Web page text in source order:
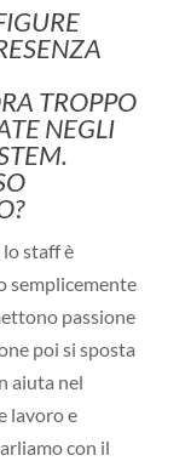
TROPPO
NEGLI
lo staff è
semplicemente
passione
poi si sposta
aiuta nel
lavoro e
con il